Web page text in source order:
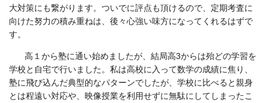
大対策にも繋がります。ついでに評点も頂けるので、定期考査に
向けた努力の積み重ねは、後々心強い味方になってくれるはずで
す。
高１から塾に通い始めましたが、結局高3からは殆どの学習を
学校と自宅で行いました。私は高校に入って数学の成績に焦り、
塾に飛び込んだ典型的なパターンでしたが、学校に比べると親身
とは程遠い対応や、映像授業を利用せずに無駄にしてしまったこ